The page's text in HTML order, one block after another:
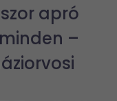
apró
–